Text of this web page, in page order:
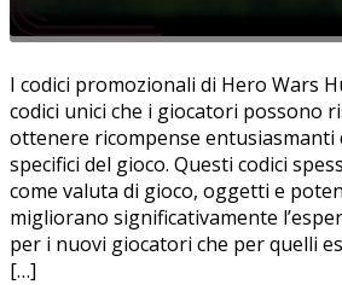
I codici promozionali di Hero Wars
codici unici che i giocatori possono
ottenere ricompense entusiasmanti
specifici del gioco. Questi codici
come valuta di gioco, oggetti e
migliorano significativamente
per i nuovi giocatori che per quelli
[…]